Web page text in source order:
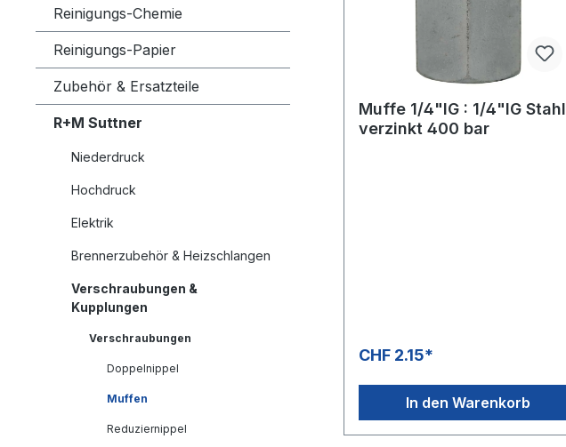
Reinigungs-Chemie
Reinigungs-Papier
Zubehör & Ersatzteile
R+M Suttner
Niederdruck
Hochdruck
Elektrik
Brennerzubehör & Heizschlangen
Verschraubungen &
Kupplungen
Verschraubungen
Doppelnippel
Muffen
Reduziernippel
Muffe 1/4"IG : 1/4"IG Stahl
verzinkt 400 bar
CHF 2.15*
In den Warenkorb